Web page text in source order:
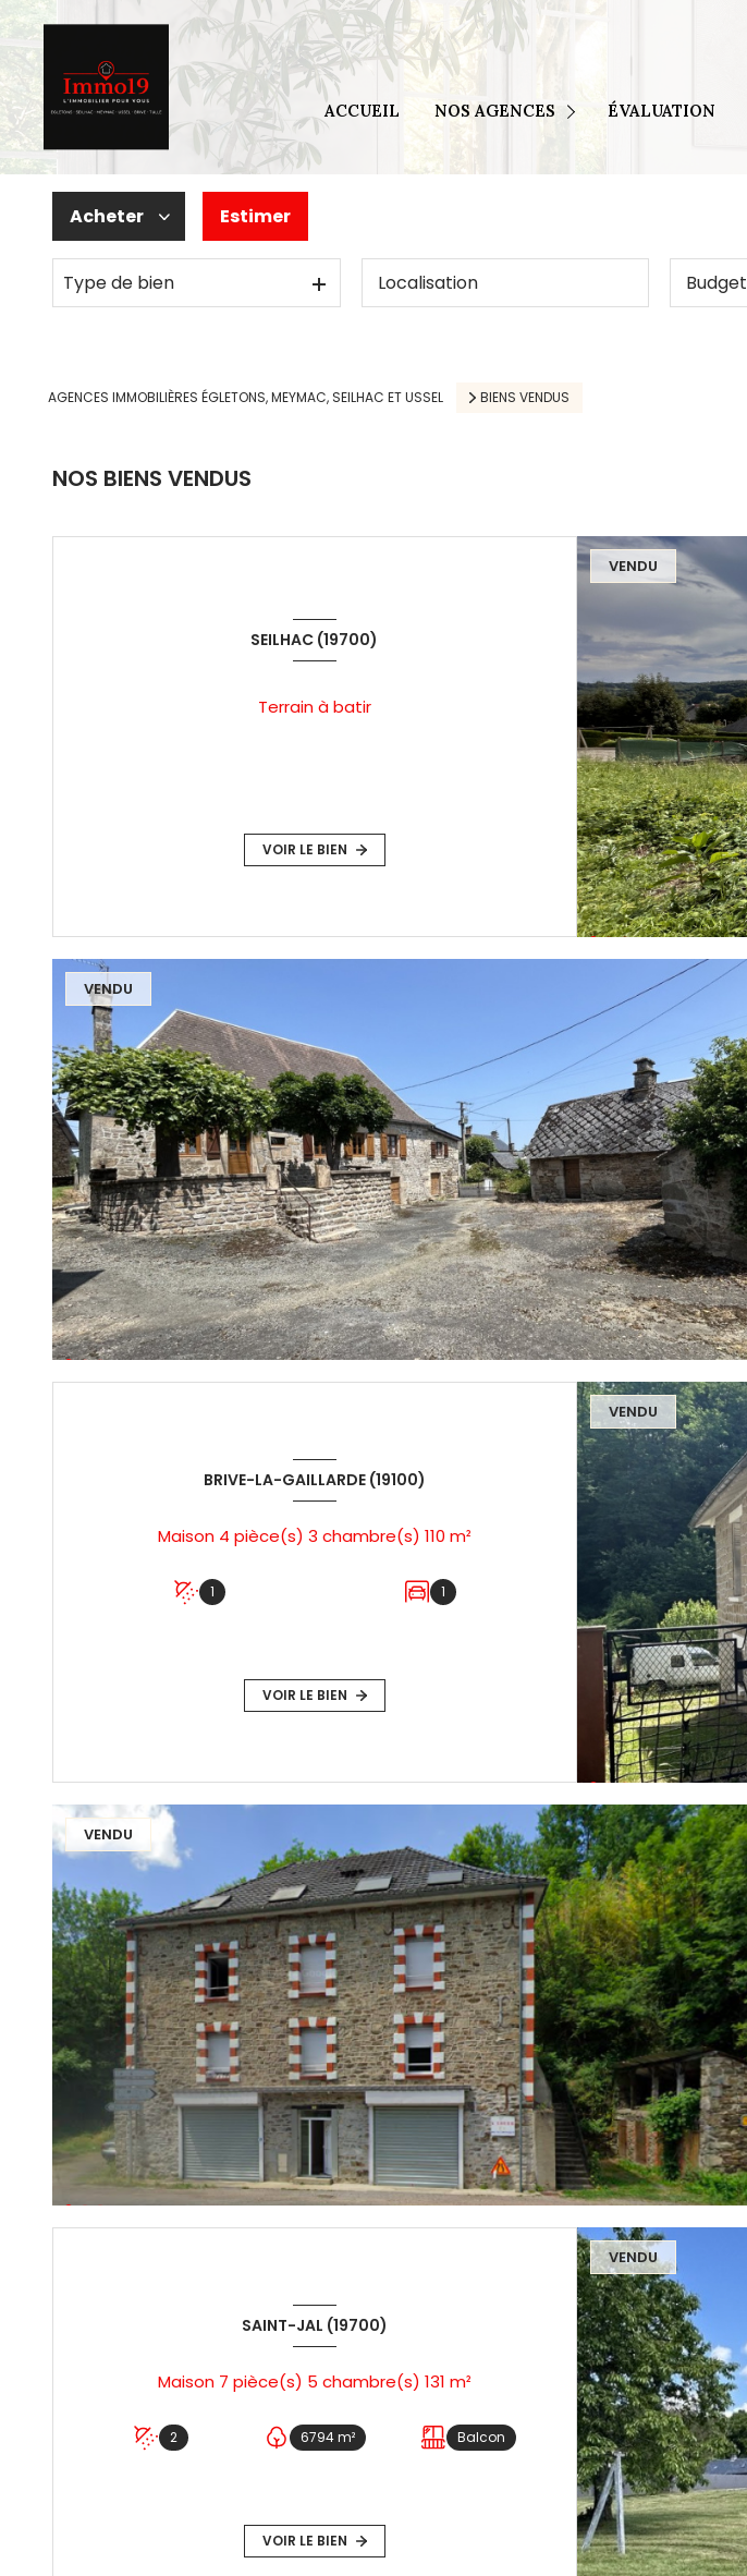
ACCUEIL NOS AGENCES
Secteur Egletons et Tulle
Secteur Seilhac et Brive
Secteur Ussel
ÉVALUATION
Acheter
De l'ancien
Estimer
Type de bien Budget
AGENCES IMMOBILIÈRES ÉGLETONS, MEYMAC, SEILHAC ET USSEL BIENS VENDUS
NOS BIENS VENDUS
VENDU
SEILHAC (19700)
Terrain à batir
VOIR LE BIEN
VENDU
VENDU
BRIVE-LA-GAILLARDE (19100)
Maison 4 pièce(s) 3 chambre(s) 110 m²
1 1
VOIR LE BIEN
VENDU
VENDU
SAINT-JAL (19700)
Maison 7 pièce(s) 5 chambre(s) 131 m²
2 6794 m² Balcon
VOIR LE BIEN